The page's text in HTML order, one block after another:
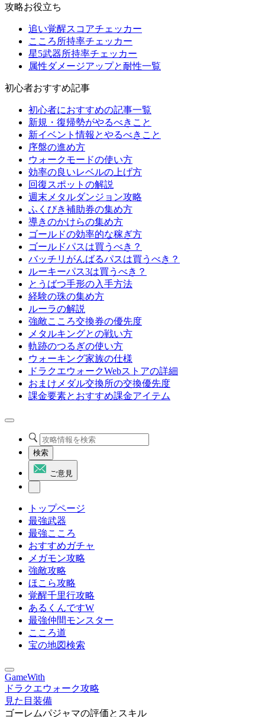
攻略お役立ち
追い覚醒スコアチェッカー
こころ所持率チェッカー
星5武器所持率チェッカー
属性ダメージアップと耐性一覧
初心者おすすめ記事
初心者におすすめの記事一覧
新規・復帰勢がやるべきこと
新イベント情報とやるべきこと
序盤の進め方
ウォークモードの使い方
効率の良いレベルの上げ方
回復スポットの解説
週末メタルダンジョン攻略
ふくびき補助券の集め方
導きのかけらの集め方
ゴールドの効率的な稼ぎ方
ゴールドパスは買うべき？
バッチリがんばるパスは買うべき？
ルーキーパス3は買うべき？
とうばつ手形の入手方法
経験の珠の集め方
ルーラの解説
強敵こころ交換券の優先度
メタルキングとの戦い方
軌跡のつるぎの使い方
ウォーキング家族の仕様
ドラクエウォークWebストアの詳細
おまけメダル交換所の交換優先度
課金要素とおすすめ課金アイテム
検索
ご意見
トップページ
最強武器
最強こころ
おすすめガチャ
メガモン攻略
強敵攻略
ほこら攻略
覚醒千里行攻略
あるくんですW
最強仲間モンスター
こころ道
宝の地図検索
GameWith
ドラクエウォーク攻略
見た目装備
ゴーレムパジャマの評価とスキル